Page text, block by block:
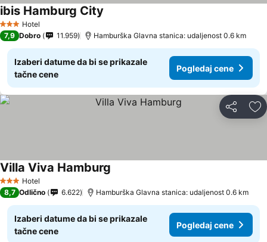
3 Zvezdice
Hotel
ibis Hamburg City
7,9 Dobro 11.959 Hamburška Glavna stanica: udaljenost 0.6 km
Izaberi datume da bi se prikazale
tačne cene
Pogledaj cene
Deli
3 Zvezdice
Hotel
Villa Viva Hamburg
8,7 Odlično 6.622 Hamburška Glavna stanica: udaljenost 0.6 km
Izaberi datume da bi se prikazale
tačne cene
Pogledaj cene